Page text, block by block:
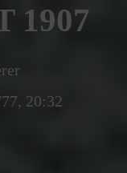
1907
20:32